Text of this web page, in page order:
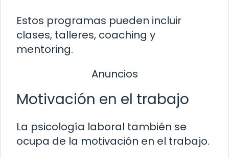
Estos programas pueden incluir
clases, talleres, coaching y
mentoring.
Anuncios
Motivación en el trabajo
La psicología laboral también se
ocupa de la motivación en el trabajo.